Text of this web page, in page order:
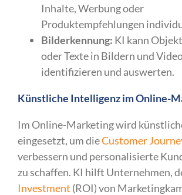
Inhalte, Werbung oder
Produktempfehlungen
Bilderkennung: KI kann
oder Texte in Bildern und
identifizieren und auswerten.
Künstliche Intelligenz im Online-
Im Online-Marketing wird
eingesetzt, um dieCustomer
verbessern und personalisierte
zu schaffen. KI hilft Unternehmen,
Investment (ROI) von